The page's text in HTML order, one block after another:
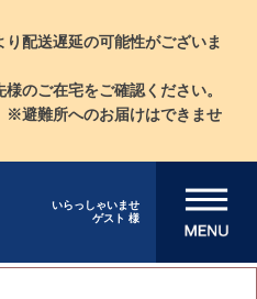
り配送遅延の可能性がございま
のご在宅をご確認ください。
※避難所へのお届けはできませ
いらっしゃいませ
ゲスト 様
メニューを開